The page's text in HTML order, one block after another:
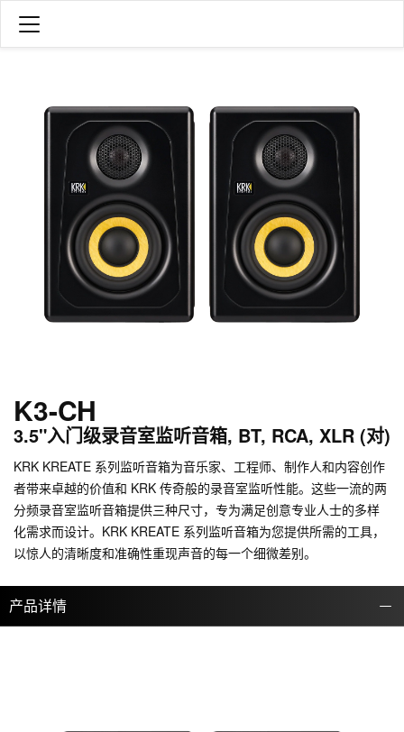
K3-CH
3.5"入门级录音室监听音箱, BT, RCA, XLR (对)
KRK KREATE 系列监听音箱为音乐家、工程师、制作人和内容创作
者带来卓越的价值和 KRK 传奇般的录音室监听性能。这些一流的两
分频录音室监听音箱提供三种尺寸，专为满足创意专业人士的多样
化需求而设计。KRK KREATE 系列监听音箱为您提供所需的工具，
以惊人的清晰度和准确性重现声音的每一个细微差别。
产品详情